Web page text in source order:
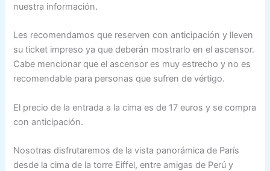
nuestra información.
Les recomendamos que reserven con anticipación y lleven
su ticket impreso ya que deberán mostrarlo en el ascensor.
Cabe mencionar que el ascensor es muy estrecho y no es
recomendable para personas que sufren de vértigo.
El precio de la entrada a la cima es de 17 euros y se compra
con anticipación.
Nosotras disfrutaremos de la vista panorámica de París
desde la cima de la torre Eiffel, entre amigas de Perú y